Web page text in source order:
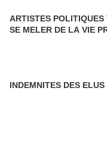
ARTISTES
SE MELER DE LA VIE
INDEMNITES DES ELUS